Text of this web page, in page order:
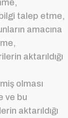
talep etme,
amacına
aktarıldığı
olması
ve bu
aktarıldığı